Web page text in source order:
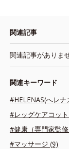
関連記事
関連記事がありませ
関連キーワード
#HELENAS(へレナ
#レッグケアコッ
#健康（専門家監
#マッサージ (9)